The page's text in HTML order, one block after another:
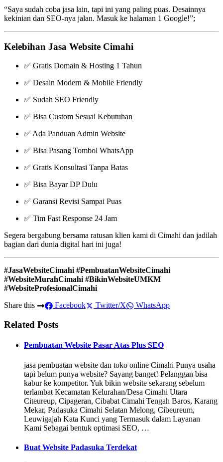
“Saya sudah coba jasa lain, tapi ini yang paling puas. Desainnya
kekinian dan SEO-nya jalan. Masuk ke halaman 1 Google!”;
Kelebihan Jasa Website Cimahi
✅ Gratis Domain & Hosting 1 Tahun
✅ Desain Modern & Mobile Friendly
✅ Sudah SEO Friendly
✅ Bisa Custom Sesuai Kebutuhan
✅ Ada Panduan Admin Website
✅ Bisa Pasang Tombol WhatsApp
✅ Gratis Konsultasi Tanpa Batas
✅ Bisa Bayar DP Dulu
✅ Garansi Revisi Sampai Puas
✅ Tim Fast Response 24 Jam
Segera bergabung bersama ratusan klien kami di Cimahi dan jadilah
bagian dari dunia digital hari ini juga!
#JasaWebsiteCimahi #PembuatanWebsiteCimahi
#WebsiteMurahCimahi #BikinWebsiteUMKM
#WebsiteProfesionalCimahi
Share this
Facebook Twitter/X WhatsApp
Related Posts
Pembuatan Website Pasar Atas Plus SEO
jasa pembuatan website dan toko online Cimahi Punya usaha
tapi belum punya website? Sayang banget! Pelanggan bisa
kabur ke kompetitor. Yuk bikin website sekarang sebelum
terlambat Kecamatan Kelurahan/Desa Cimahi Utara
Citeureup, Cipageran, Cibabat Cimahi Tengah Baros, Karang
Mekar, Padasuka Cimahi Selatan Melong, Cibeureum,
Leuwigajah Kata Kunci yang Termasuk dalam Layanan
Kami Sebagai bentuk optimasi SEO, …
Buat Website Padasuka Terdekat